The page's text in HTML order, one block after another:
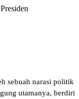
sebuah narasi politik
utamanya, berdiri